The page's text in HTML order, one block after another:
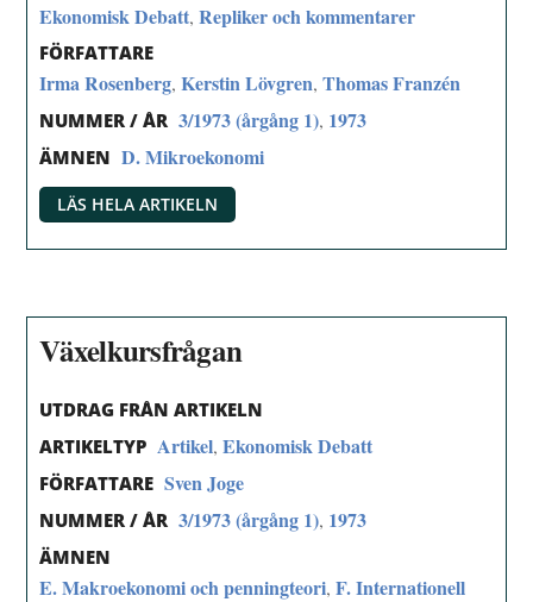
Ekonomisk Debatt,Repliker och kommentarer
FÖRFATTARE
Irma Rosenberg,Kerstin Lövgren,Thomas Franzén
NUMMER / ÅR 3/1973 (årgång 1), 1973
ÄMNEN D. Mikroekonomi
LÄS HELA ARTIKELN
Växelkursfrågan
UTDRAG FRÅN ARTIKELN
ARTIKELTYP Artikel,Ekonomisk Debatt
FÖRFATTARE Sven Joge
NUMMER / ÅR 3/1973 (årgång 1), 1973
ÄMNEN
E. Makroekonomi och penningteori,F. Internationell